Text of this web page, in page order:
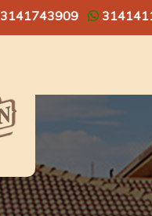
3141743909